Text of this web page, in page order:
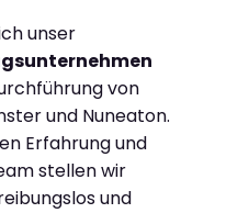
unser
von
und Nuneaton.
Erfahrung und
stellen wir
und